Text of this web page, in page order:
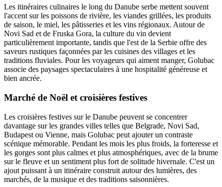
Les itinéraires culinaires le long du Danube serbe mettent souvent
l'accent sur les poissons de rivière, les viandes grillées, les produits
de saison, le miel, les pâtisseries et les vins régionaux. Autour de
Novi Sad et de Fruska Gora, la culture du vin devient
particulièrement importante, tandis que l'est de la Serbie offre des
saveurs rustiques façonnées par les cuisines des villages et les
traditions fluviales. Pour les voyageurs qui aiment manger, Golubac
associe des paysages spectaculaires à une hospitalité généreuse et
bien ancrée.
Marché de Noël et croisières festives
Les croisières festives sur le Danube peuvent se concentrer
davantage sur les grandes villes telles que Belgrade, Novi Sad,
Budapest ou Vienne, mais Golubac peut ajouter un contraste
scénique mémorable. Pendant les mois les plus froids, la forteresse et
les gorges sont plus calmes et plus atmosphériques, avec de la brume
sur le fleuve et un sentiment plus fort de solitude hivernale. C'est un
ajout puissant à un itinéraire construit autour des lumières, des
marchés, de la musique et des traditions saisonnières.